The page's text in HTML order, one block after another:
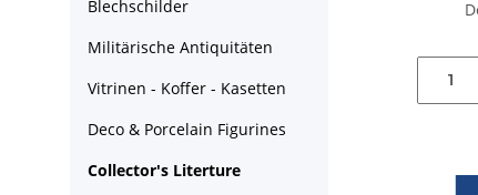
Blechschilder
Militärische Antiquitäten
Vitrinen - Koffer - Kasetten
Deco & Porcelain Figurines
Collector's Literture